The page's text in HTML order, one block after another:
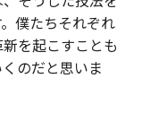
僕たちそれぞれ
を起こすことも
のだと思いま